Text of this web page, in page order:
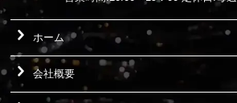
ホーム
会社概要